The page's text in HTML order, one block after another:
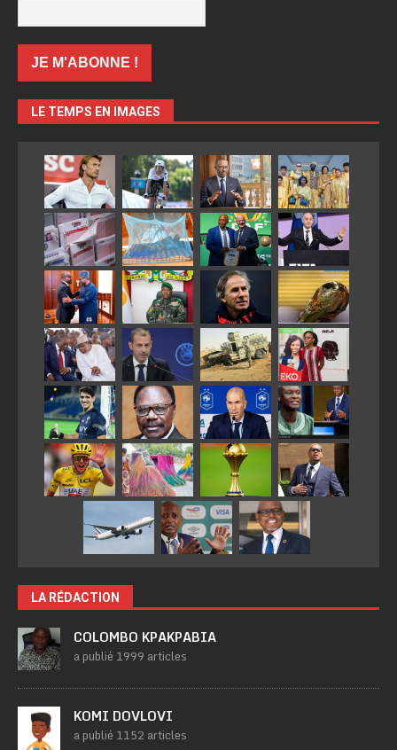
LE TEMPS EN IMAGES
LA RÉDACTION
COLOMBO KPAKPABIA
a publié 1999 articles
KOMI DOVLOVI
a publié 1152 articles